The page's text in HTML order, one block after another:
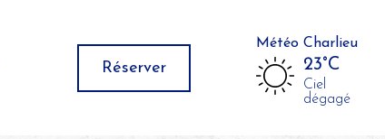
Réserver
Météo Charlieu
23°C
Ciel
dégagé